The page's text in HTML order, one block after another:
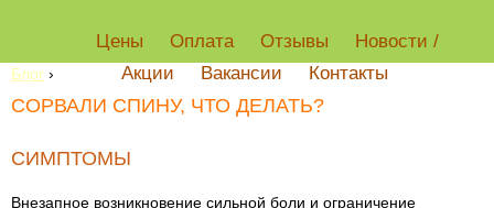
Цены Оплата Отзывы
Новости /
Акции
Вакансии Контакты
Блог ›
СОРВАЛИ СПИНУ, ЧТО ДЕЛАТЬ?
СИМПТОМЫ
Внезапное возникновение сильной боли и ограничение